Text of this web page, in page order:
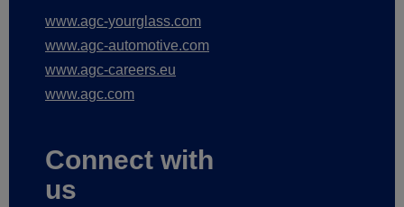
www.agc-yourglass.com
www.agc-automotive.com
www.agc-careers.eu
www.agc.com
Connect with
us